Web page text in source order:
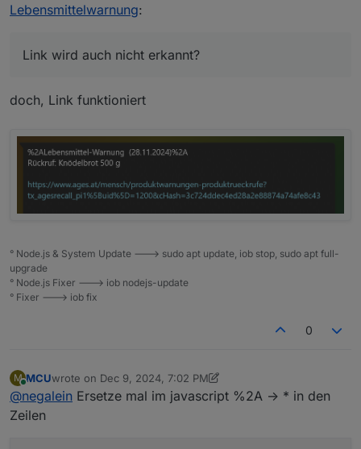
Lebensmittelwarnung:
Link wird auch nicht erkannt?
doch, Link funktioniert
° Node.js & System Update ---> sudo apt update, iob stop, sudo apt full-
upgrade
° Node.js Fixer ---> iob nodejs-update
° Fixer ---> iob fix
0
M
Online
MCUwrote on Dec 9, 2024, 7:02 PM
last edited by MCUDec 9, 2024, 8:03 PM
@negalein Ersetze mal im javascript %2A -> * in den
Zeilen